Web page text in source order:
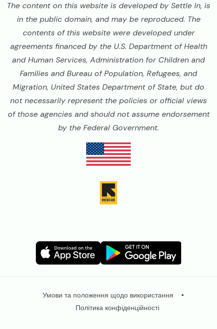
The content on this website is developed by Settle In, is
in the public domain, and may be reproduced. The
contents of this website were developed under
agreements financed by the U.S. Department of Health
and Human Services, Administration for Children and
Families and Bureau of Population, Refugees, and
Migration, United States Department of State, but do
not necessarily represent the policies or official views
of those agencies and should not assume endorsement
by the Federal Government.
Image Image
LegalУмови та положення щодо використання
Політика конфіденційності